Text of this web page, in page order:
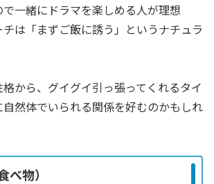
で一緒にドラマを楽しめる人が理想
チは「まずご飯に誘う」というナチュラ
から、グイグイ引っ張ってくれるタイ
然体でいられる関係を好むのかもしれ
べ物）